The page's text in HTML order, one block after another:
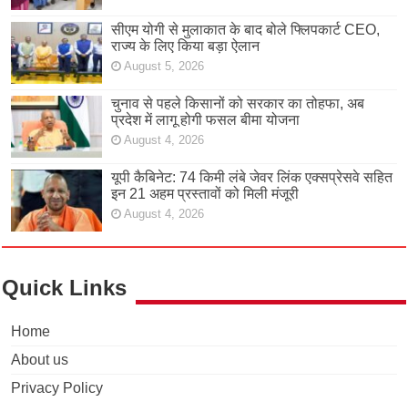
सीएम योगी से मुलाकात के बाद बोले फ्लिपकार्ट CEO,
राज्य के लिए किया बड़ा ऐलान
August 5, 2026
चुनाव से पहले किसानों को सरकार का तोहफा, अब
प्रदेश में लागू होगी फसल बीमा योजना
August 4, 2026
यूपी कैबिनेट: 74 किमी लंबे जेवर लिंक एक्सप्रेसवे सहित
इन 21 अहम प्रस्तावों को मिली मंजूरी
August 4, 2026
Quick Links
Home
About us
Privacy Policy